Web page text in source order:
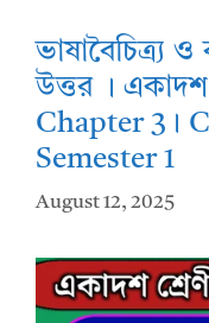
ভাষাবৈচিত্র্য
উত্তর । একাদশ
Chapter 3।
Semester 1
August 12, 2025